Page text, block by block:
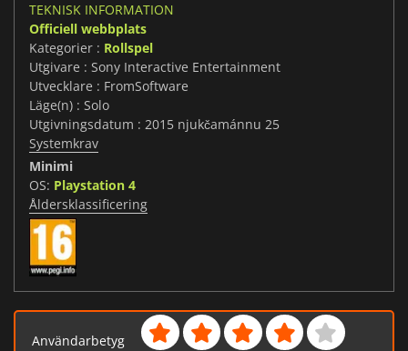
TEKNISK INFORMATION
Officiell webbplats
Kategorier : Rollspel
Utgivare : Sony Interactive Entertainment
Utvecklare : FromSoftware
Läge(n) : Solo
Utgivningsdatum : 2015 njukčamánnu 25
Systemkrav
Minimi
OS: Playstation 4
Åldersklassificering
Användarbetyg